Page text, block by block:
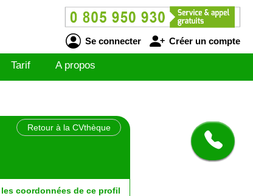
Se connecter Créer un compte
Tarif A propos
Retour à la CVthèque
les coordonnées de ce profil